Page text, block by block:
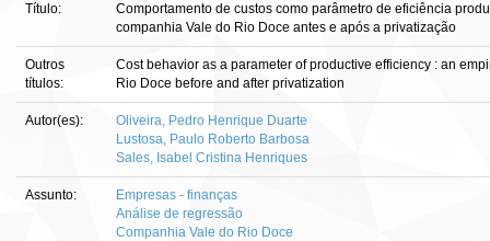
Título:
Comportamento de custos como parâmetro de eficiência
companhia Vale do Rio Doce antes e após a privatização
Outros
títulos:
Cost behavior as a parameter of productive efficiency : an
Rio Doce before and after privatization
Autor(es):
Oliveira, Pedro Henrique Duarte
Lustosa, Paulo Roberto Barbosa
Sales, Isabel Cristina Henriques
Assunto:
Empresas - finanças
Análise de regressão
Companhia Vale do Rio Doce